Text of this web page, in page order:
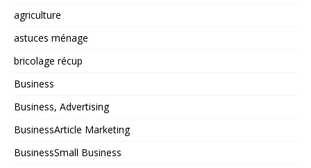
agriculture
astuces ménage
bricolage récup
Business
Business, Advertising
BusinessArticle Marketing
BusinessSmall Business